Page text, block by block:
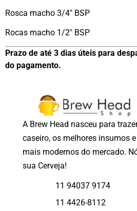
Rosca macho 3/4″ BSP
Rocas macho 1/2″ BSP
Prazo de até 3 dias úteis para
do pagamento.
A Brew Head nasceu para
caseiro, os melhores insumos
mais modernos do mercado.
sua Cerveja!
11 94037 9174
11 4426-8112